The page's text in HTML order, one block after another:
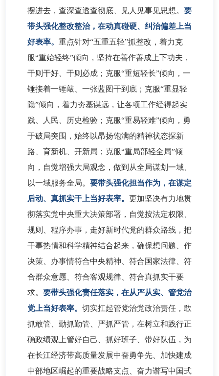
摆进去，查深查透查彻底、见人见事见思想。 要
带头强化整改整治，在动真碰硬、纠治偏差上当
好表率。 重点针对“五重五轻”抓整改，着力克
服“重始轻终”倾向，坚持在善作善成上下功夫，
干则干好、干则必成；克服“重短轻长”倾向，一
锤接着一锤敲、一张蓝图干到底；克服“重显轻
隐”倾向，着力夯基谋远，让各项工作经得起实
践、人民、历史检验；克服“重易轻难”倾向，勇
于破局突围，始终以昂扬饱满的精神状态探新
路、育新机、开新局；克服“重局部轻全局”倾
向，自觉增强大局观念，做到从全局谋划一域、
以一域服务全局。 要带头强化担当作为，在谋定
后动、真抓实干上当好表率。 更加坚决有力地贯
彻落实党中央重大决策部署，自觉按法定权限、
规则、程序办事，走好新时代党的群众路线，把
干事热情和科学精神结合起来，确保想问题、作
决策、办事情符合中央精神、符合国家法律、符
合群众意愿、符合客观规律、符合真抓实干要
求。 要带头强化责任落实，在从严从实、管党治
党上当好表率。 切实扛起管党治党政治责任，敢
抓敢管、勤抓勤管、严抓严管，在树立和践行正
确政绩观上管好自己、抓好班子、带好队伍，为
在长江经济带高质量发展中奋勇争先、加快建成
中部地区崛起的重要战略支点、奋力谱写中国式